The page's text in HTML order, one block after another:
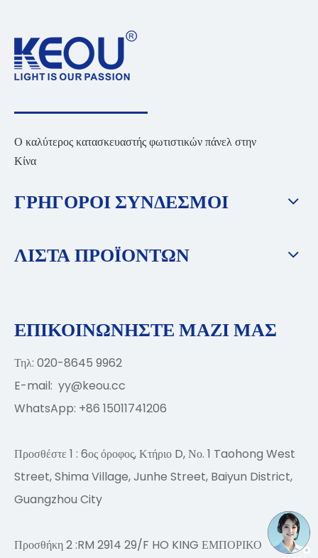
Ο καλύτερος κατασκευαστής φωτιστικών πάνελ στην
Κίνα
ΓΡΗΓΟΡΟΙ ΣΥΝΔΕΣΜΟΙ
ΛΙΣΤΑ ΠΡΟΪΟΝΤΩΝ
ΕΠΙΚΟΙΝΩΝΗΣΤΕ ΜΑΖΙ ΜΑΣ
Τηλ: 020-8645 9962
E-mail: yy@keou.cc
WhatsApp: +86 15011741206
Προσθέστε 1 : 6ος όροφος, Κτήριο D, Νο. 1 Taohong West
Street, Shima Village, Junhe Street, Baiyun District,
Guangzhou City
Προσθήκη 2 :RM 2914 29/F HO KING ΕΜΠΟΡΙΚΟ